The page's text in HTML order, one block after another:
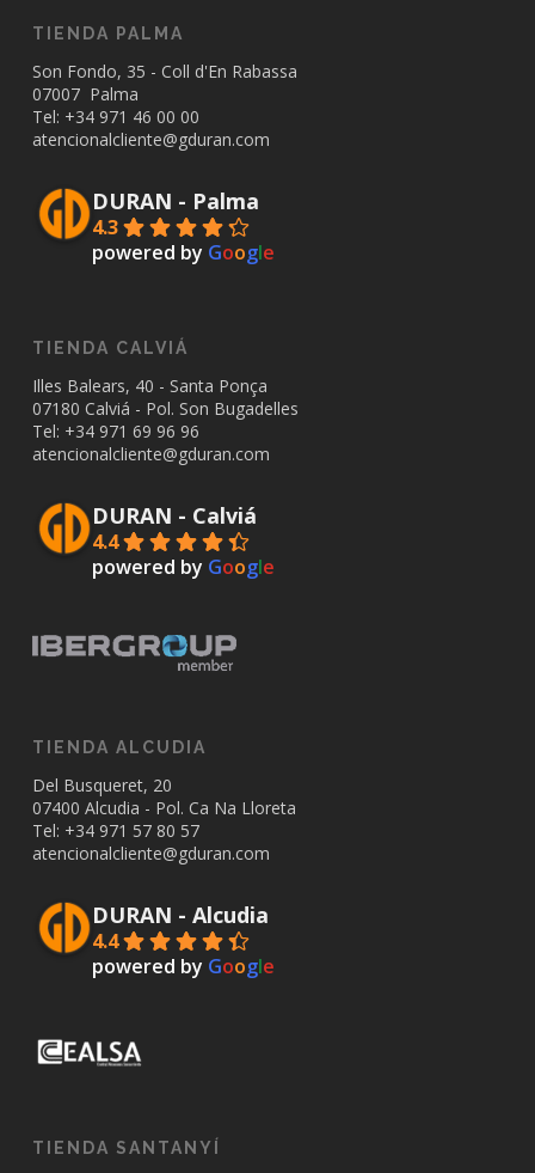
TIENDA PALMA
Son Fondo, 35 - Coll d'En Rabassa
07007 Palma
Tel: +34 971 46 00 00
atencionalcliente@gduran.com
DURAN - Palma
4.3
powered by Google
TIENDA CALVIÁ
Illes Balears, 40 - Santa Ponça
07180 Calviá - Pol. Son Bugadelles
Tel: +34 971 69 96 96
atencionalcliente@gduran.com
DURAN - Calviá
4.4
powered by Google
TIENDA ALCUDIA
Del Busqueret, 20
07400 Alcudia - Pol. Ca Na Lloreta
Tel: +34 971 57 80 57
atencionalcliente@gduran.com
DURAN - Alcudia
4.4
powered by Google
TIENDA SANTANYÍ